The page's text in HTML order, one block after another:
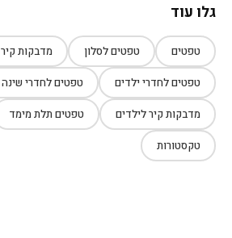
גלו עוד
טפטים טפטים לסלון מדבקות קיר
טפטים לחדרי ילדים טפטים לחדרי שינה
מדבקות קיר לילדים טפטים תלת מימד
טקסטורות